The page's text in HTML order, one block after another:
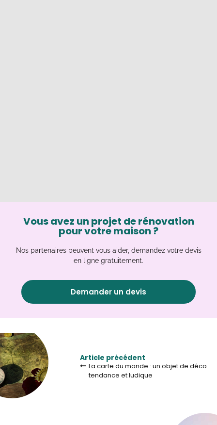
Vous avez un projet de rénovation
pour votre maison ?
Nos partenaires peuvent vous aider, demandez votre devis
en ligne gratuitement.
Demander un devis
Article précédent
La carte du monde : un objet de déco
tendance et ludique